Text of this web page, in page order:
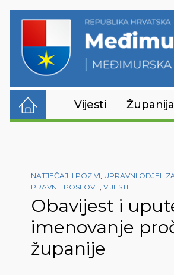
Vijesti Županija
NATJEČAJI I POZIVI, UPRAVNI ODJEL
PRAVNE POSLOVE, VIJESTI
Obavijest i
imenovanje
županije